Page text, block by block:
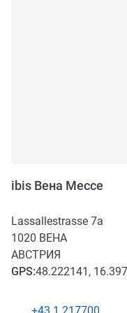
ibis Вена Мессе
Lassallestrasse 7a
1020 ВЕНА
АВСТРИЯ
GPS:48.222141,